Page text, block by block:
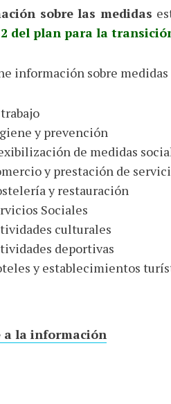
sobre las medidas
del plan para la
información sobre medidas
y prevención
de medidas
y prestación de
y restauración
Sociales
culturales
deportivas
y establecimientos
a la información